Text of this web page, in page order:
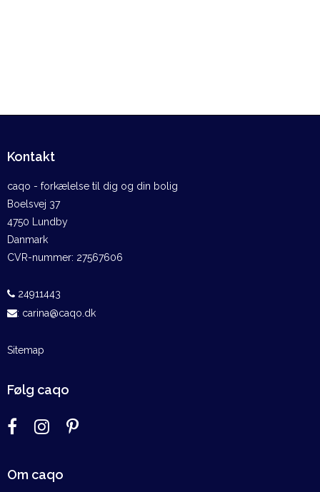
Kontakt
caqo - forkælelse til dig og din bolig
Boelsvej 37
4750 Lundby
Danmark
CVR-nummer: 27567606
24911443
: carina@caqo.dk
Sitemap
Følg caqo
Om caqo